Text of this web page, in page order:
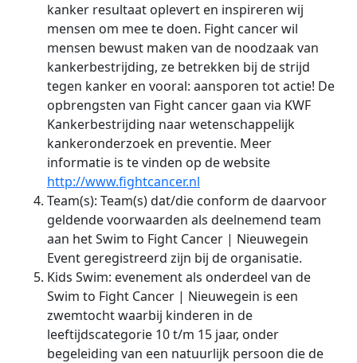
kanker resultaat oplevert en inspireren wij
mensen om mee te doen. Fight cancer wil
mensen bewust maken van de noodzaak van
kankerbestrijding, ze betrekken bij de strijd
tegen kanker en vooral: aansporen tot actie! De
opbrengsten van Fight cancer gaan via KWF
Kankerbestrijding naar wetenschappelijk
kankeronderzoek en preventie. Meer
informatie is te vinden op de website
http://www.fightcancer.nl
Team(s): Team(s) dat/die conform de daarvoor
geldende voorwaarden als deelnemend team
aan het Swim to Fight Cancer | Nieuwegein
Event geregistreerd zijn bij de organisatie.
Kids Swim: evenement als onderdeel van de
Swim to Fight Cancer | Nieuwegein is een
zwemtocht waarbij kinderen in de
leeftijdscategorie 10 t/m 15 jaar, onder
begeleiding van een natuurlijk persoon die de